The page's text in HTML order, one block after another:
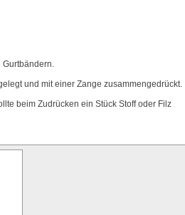
Gurtbändern.
und mit einer Zange zusammengedrückt.
beim Zudrücken ein Stück Stoff oder Filz